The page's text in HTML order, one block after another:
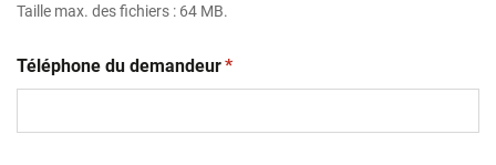
Taille max. des fichiers : 64 MB.
Téléphone du demandeur(obligatoire)
*